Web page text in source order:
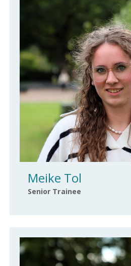
Meike Tol
Senior Trainee